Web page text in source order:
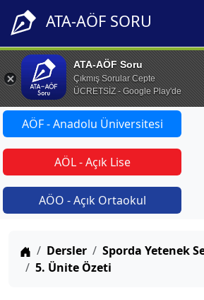
ATA-AÖF SORU
ATA-AÖF Soru
Çıkmış Sorular Cepte
ÜCRETSİZ - Google Play'de
AÖF - Anadolu Üniversitesi
AÖL - Açık Lise
AÖO - Açık Ortaokul
Anasayfa
Dersler
Sporda Yetenek
5. Ünite Özeti